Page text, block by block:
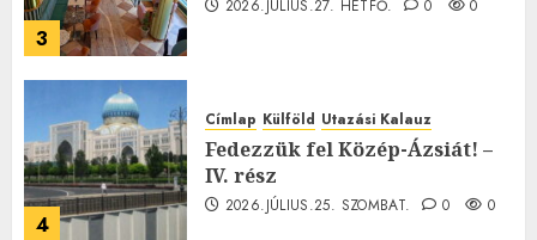
3
2026.JÚLIUS.27. HÉTFŐ. 0 0
4
Címlap Külföld Utazási Kalauz
Fedezzük fel Közép-Ázsiát! –
IV. rész
2026.JÚLIUS.25. SZOMBAT. 0 0